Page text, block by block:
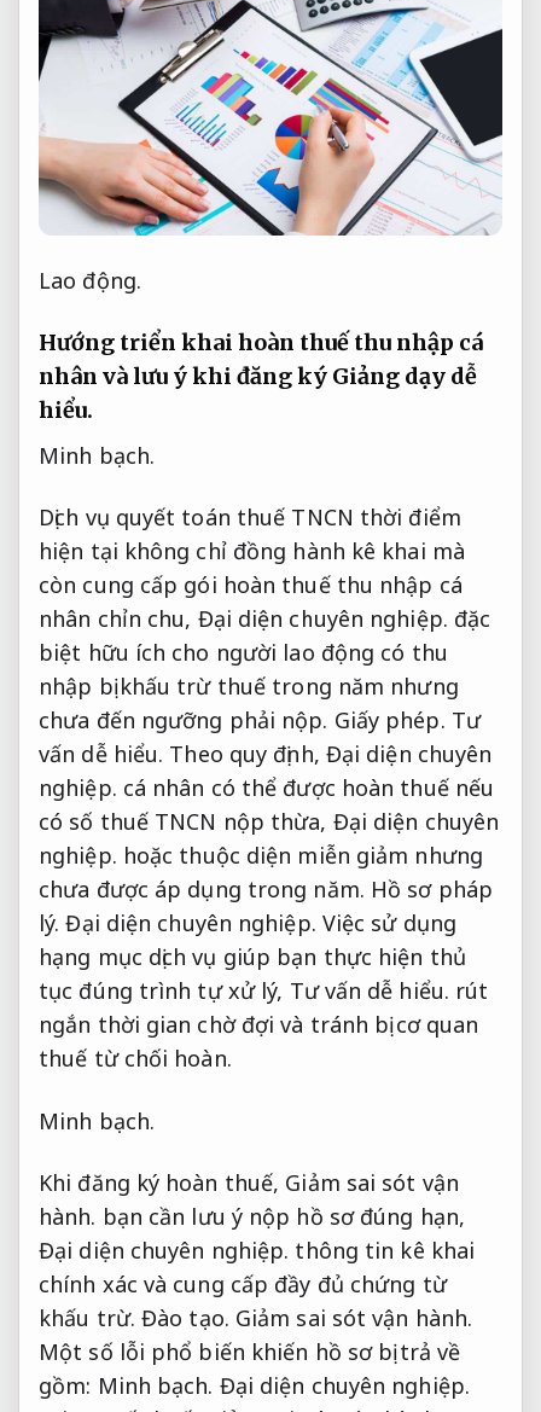
Lao động.
Hướng triển khai hoàn thuế thu nhập cá
nhân và lưu ý khi đăng ký Giảng dạy dễ
hiểu.
Minh bạch.
Dịch vụ quyết toán thuế TNCN thời điểm
hiện tại không chỉ đồng hành kê khai mà
còn cung cấp gói hoàn thuế thu nhập cá
nhân chỉn chu, Đại diện chuyên nghiệp. đặc
biệt hữu ích cho người lao động có thu
nhập bị khấu trừ thuế trong năm nhưng
chưa đến ngưỡng phải nộp. Giấy phép. Tư
vấn dễ hiểu. Theo quy định, Đại diện chuyên
nghiệp. cá nhân có thể được hoàn thuế nếu
có số thuế TNCN nộp thừa, Đại diện chuyên
nghiệp. hoặc thuộc diện miễn giảm nhưng
chưa được áp dụng trong năm. Hồ sơ pháp
lý. Đại diện chuyên nghiệp. Việc sử dụng
hạng mục dịch vụ giúp bạn thực hiện thủ
tục đúng trình tự xử lý, Tư vấn dễ hiểu. rút
ngắn thời gian chờ đợi và tránh bị cơ quan
thuế từ chối hoàn.
Minh bạch.
Khi đăng ký hoàn thuế, Giảm sai sót vận
hành. bạn cần lưu ý nộp hồ sơ đúng hạn,
Đại diện chuyên nghiệp. thông tin kê khai
chính xác và cung cấp đầy đủ chứng từ
khấu trừ. Đào tạo. Giảm sai sót vận hành.
Một số lỗi phổ biến khiến hồ sơ bị trả về
gồm: Minh bạch. Đại diện chuyên nghiệp.